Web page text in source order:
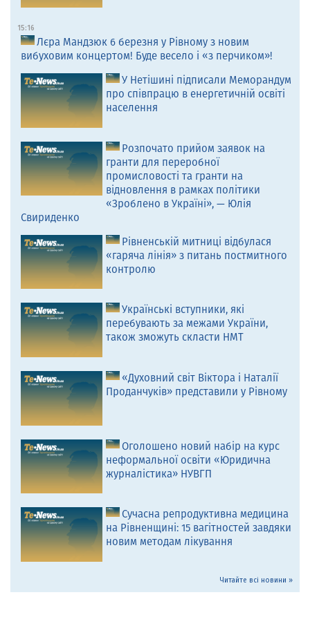
15:16
Лєра Мандзюк 6 березня у Рівному з новим
вибуховим концертом! Буде весело і «з перчиком»!
У Нетішині підписали Меморандум
про співпрацю в енергетичній освіті
населення
Розпочато прийом заявок на
гранти для переробної
промисловості та гранти на
відновлення в рамках політики
«Зроблено в Україні», — Юлія
Свириденко
Рівненській митниці відбулася
«гаряча лінія» з питань постмитного
контролю
Українські вступники, які
перебувають за межами України,
також зможуть скласти НМТ
«Духовний світ Віктора і Наталії
Проданчуків» представили у Рівному
Оголошено новий набір на курс
неформальної освіти «Юридична
журналістика» НУВГП
Сучасна репродуктивна медицина
на Рівненщині: 15 вагітностей завдяки
новим методам лікування
Читайте всі новини »